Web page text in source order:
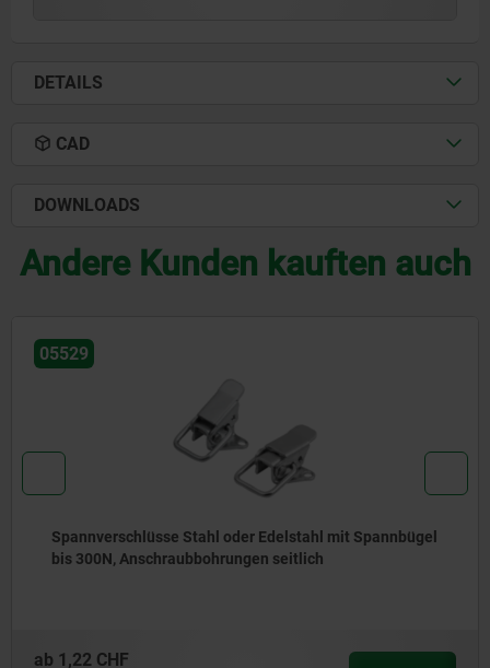
DETAILS
CAD
DOWNLOADS
Andere Kunden kauften auch
Spannverschlüsse Stahl mit Spannbügel bis
einstellbar, Anschraubbohrungen seitlich,